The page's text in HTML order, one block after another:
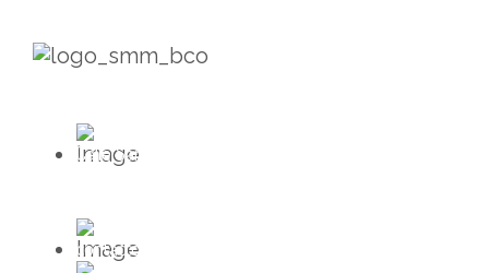
Calle San Juan de los Lagos #43
contacto@mieldeabeja.mx